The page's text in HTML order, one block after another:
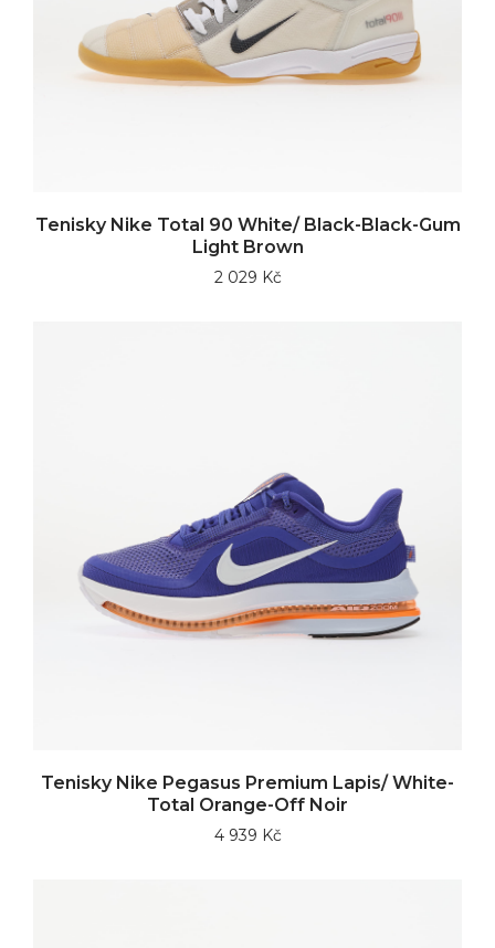
Tenisky Nike Total 90 White/ Black-Black-Gum
Light Brown
2 029 Kč
Tenisky Nike Pegasus Premium Lapis/ White-
Total Orange-Off Noir
4 939 Kč